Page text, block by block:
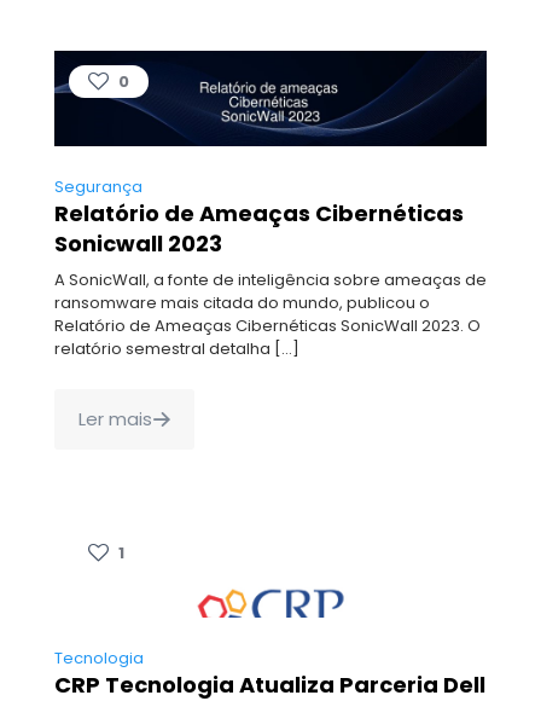
0
Segurança
Relatório de Ameaças Cibernéticas
Sonicwall 2023
A SonicWall, a fonte de inteligência sobre ameaças de
ransomware mais citada do mundo, publicou o
Relatório de Ameaças Cibernéticas SonicWall 2023. O
relatório semestral detalha […]
Ler mais
1
Tecnologia
CRP Tecnologia Atualiza Parceria Dell